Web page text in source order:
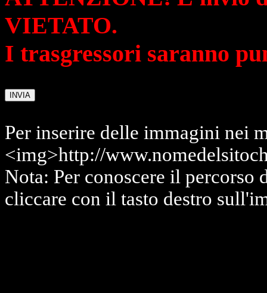
VIETATO.
I trasgressori saranno
Per inserire delle immagini nei
<img>http://
Nota: Per conoscere il percorso
cliccare con il tasto destro